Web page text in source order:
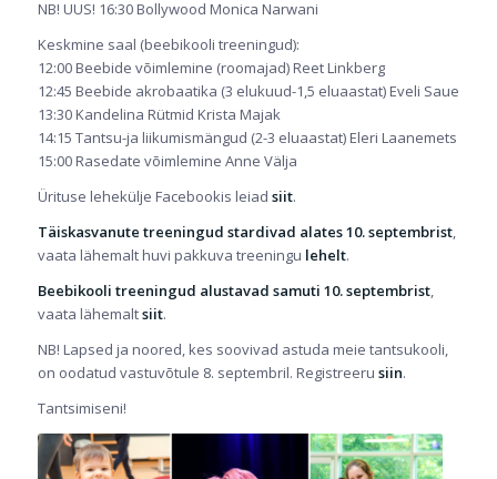
NB! UUS! 16:30 Bollywood Monica Narwani
Keskmine saal (beebikooli treeningud):
12:00 Beebide võimlemine (roomajad) Reet Linkberg
12:45 Beebide akrobaatika (3 elukuud-1,5 eluaastat) Eveli Saue
13:30 Kandelina Rütmid Krista Majak
14:15 Tantsu-ja liikumismängud (2-3 eluaastat) Eleri Laanemets
15:00 Rasedate võimlemine Anne Välja
Ürituse lehekülje Facebookis leiad siit.
Täiskasvanute treeningud stardivad alates 10. septembrist,
vaata lähemalt huvi pakkuva treeningu lehelt.
Beebikooli treeningud alustavad samuti 10. septembrist,
vaata lähemaltsiit.
NB! Lapsed ja noored, kes soovivad astuda meie tantsukooli,
on oodatud vastuvõtule 8. septembril. Registreeru siin.
Tantsimiseni!